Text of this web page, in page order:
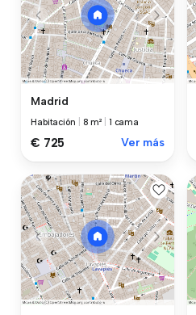
Madrid
Habitación 8 m² 1 cama
€ 725 Ver más